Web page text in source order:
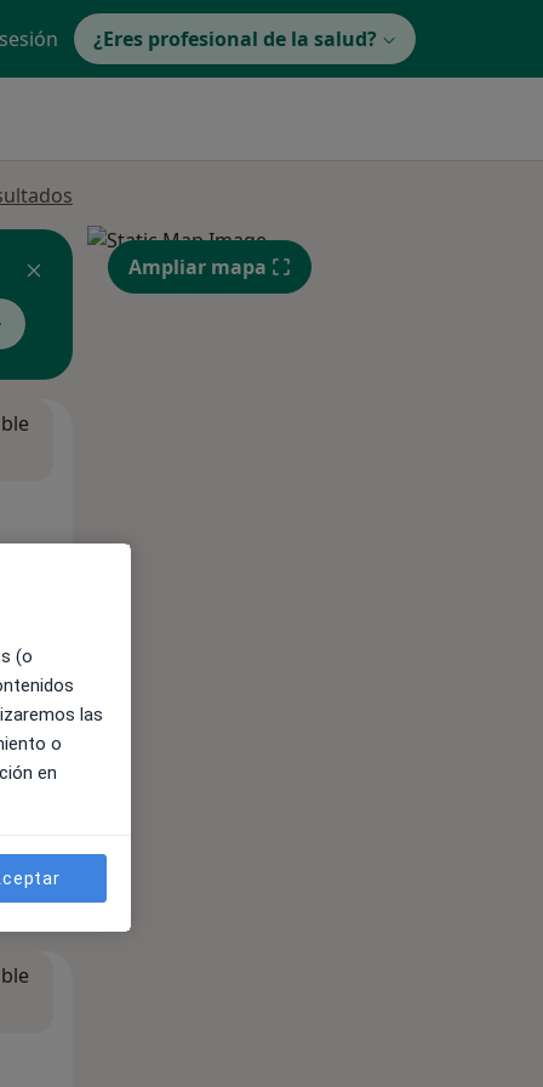
¿Eres profesional de la salud?
Ampliar mapa
(o
las
o
en